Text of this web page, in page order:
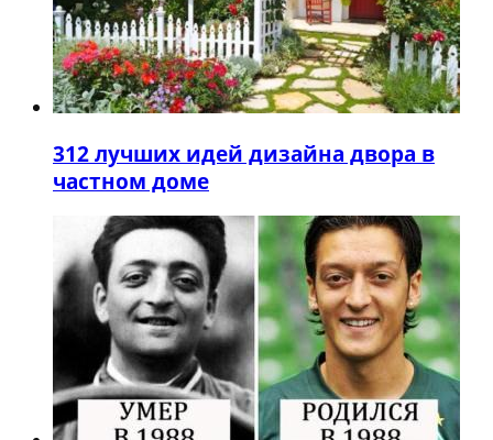
312 лучших идей дизайна двора в
частном доме